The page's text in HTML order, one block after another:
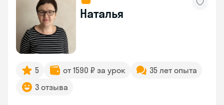
Наталья
5 от 1590 ₽ за урок
35 лет опыта
3 отзыва